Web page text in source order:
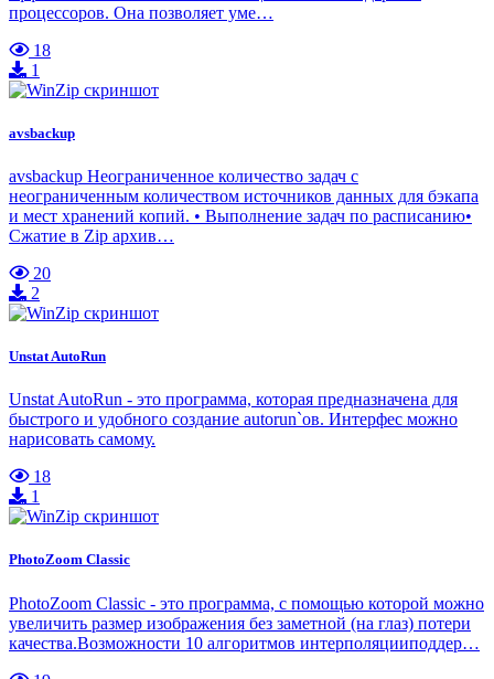
процессоров. Она позволяет уме…
18
1
avsbackup
avsbackup Неограниченное количество задач с
неограниченным количеством источников данных для бэкапа
и мест хранений копий. • Выполнение задач по расписанию•
Сжатие в Zip архив…
20
2
Unstat AutoRun
Unstat AutoRun - это программа, которая предназначена для
быстрого и удобного создание autorun`ов. Интерфес можно
нарисовать самому.
18
1
PhotoZoom Classic
PhotoZoom Classic - это программа, с помощью которой можно
увеличить размер изображения без заметной (на глаз) потери
качества.Возможности 10 алгоритмов интерполяцииподдер…